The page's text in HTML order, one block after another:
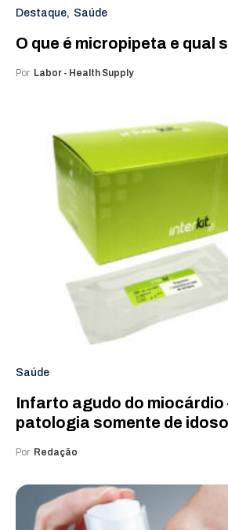
Destaque Saúde
O que é micropipeta e qual
Por Labor - Health Supply
Saúde
Infarto agudo do miocárdio
patologia somente de
Por Redação